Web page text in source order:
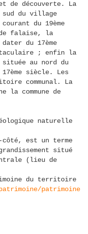
de découverte. La
sud du village
du 19ème
falaise, la
du 17ème
; enfin la
située au nord du
siècle. Les
communal. La
la commune de
naturelle
est un terme
situé
(lieu de
du territoire
patrimoine